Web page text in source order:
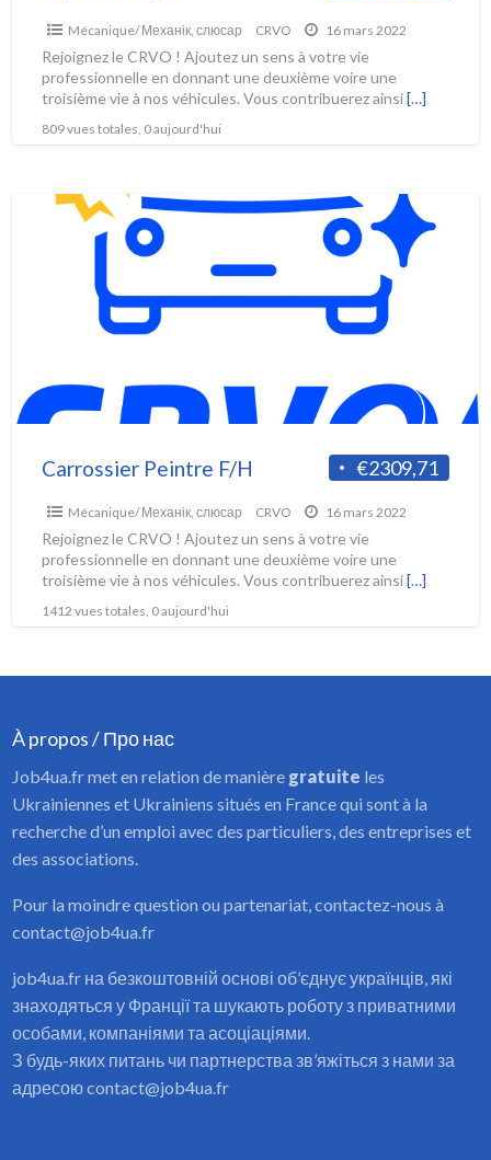
Mécanique/ Механік, слюсар CRVO 16 mars 2022
Rejoignez le CRVO ! Ajoutez un sens à votre vie
professionnelle en donnant une deuxième voire une
troisième vie à nos véhicules. Vous contribuerez ainsi[…]
809 vues totales, 0 aujourd'hui
€2309,71
Carrossier Peintre F/H
Mécanique/ Механік, слюсар CRVO 16 mars 2022
Rejoignez le CRVO ! Ajoutez un sens à votre vie
professionnelle en donnant une deuxième voire une
troisième vie à nos véhicules. Vous contribuerez ainsi[…]
1412 vues totales, 0 aujourd'hui
À propos / Про нас
Job4ua.fr met en relation de manière gratuite les
Ukrainiennes et Ukrainiens situés en France qui sont à la
recherche d’un emploi avec des particuliers, des entreprises et
des associations.
Pour la moindre question ou partenariat, contactez-nous à
contact@job4ua.fr
job4ua.fr на безкоштовній основі об’єднує українців, які
знаходяться у Франції та шукають роботу з приватними
особами, компаніями та асоціаціями.
З будь-яких питань чи партнерства зв’яжіться з нами за
адресою contact@job4ua.fr